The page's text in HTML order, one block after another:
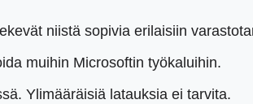
niistä sopivia erilaisiin
muihin Microsoftin työkaluihin.
Ylimääräisiä latauksia ei tarvita.